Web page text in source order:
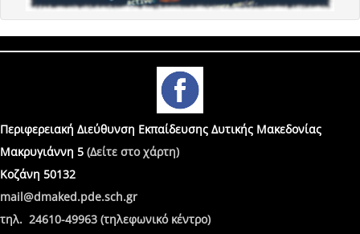
Περιφερειακή Διεύθυνση Εκπαίδευσης Δυτικής Μακεδονίας
Μακρυγιάννη 5 (Δείτε στο χάρτη)
Κοζάνη 50132
mail@dmaked.pde.sch.gr
τηλ. 24610-49963 (τηλεφωνικό κέντρο)